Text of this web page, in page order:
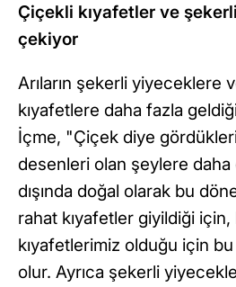
Çiçekli kıyafetler ve
çekiyor
Arıların şekerli yiyeceklere
kıyafetlere daha fazla
İçme, "Çiçek diye
desenleri olan şeylere
dışında doğal olarak bu
rahat kıyafetler giyildiği için,
kıyafetlerimiz olduğu için
olur. Ayrıca şekerli